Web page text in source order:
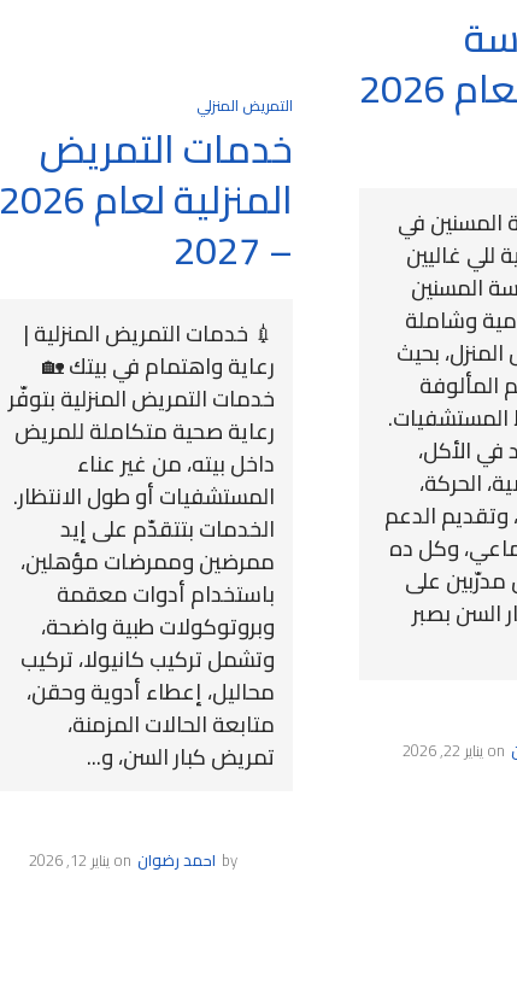
المسنين لعام 2026
المسنين في
للي غاليين
المسنين
وشاملة
بحيث
المألوفة
في الأكل،
الحركة،
وتقديم الدعم
وكل ده
على
السن بصبر
on يناير 22, 2026
التمريض المنزلي
خدمات التمريض
المنزلية لعام 2026
– 2027
💉 خدمات التمريض المنزلية |
رعاية واهتمام في بيتك 🏡
خدمات التمريض المنزلية بتوفّر
رعاية صحية متكاملة للمريض
داخل بيته، من غير عناء
المستشفيات أو طول الانتظار.
الخدمات بتتقدّم على إيد
ممرضين وممرضات مؤهلين،
باستخدام أدوات معقمة
وبروتوكولات طبية واضحة،
وتشمل تركيب كانيولا، تركيب
محاليل، إعطاء أدوية وحقن،
متابعة الحالات المزمنة،
تمريض كبار السن، و...
by احمد رضوان onيناير 12, 2026